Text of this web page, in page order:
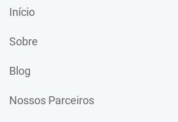
Início
Sobre
Blog
Nossos Parceiros